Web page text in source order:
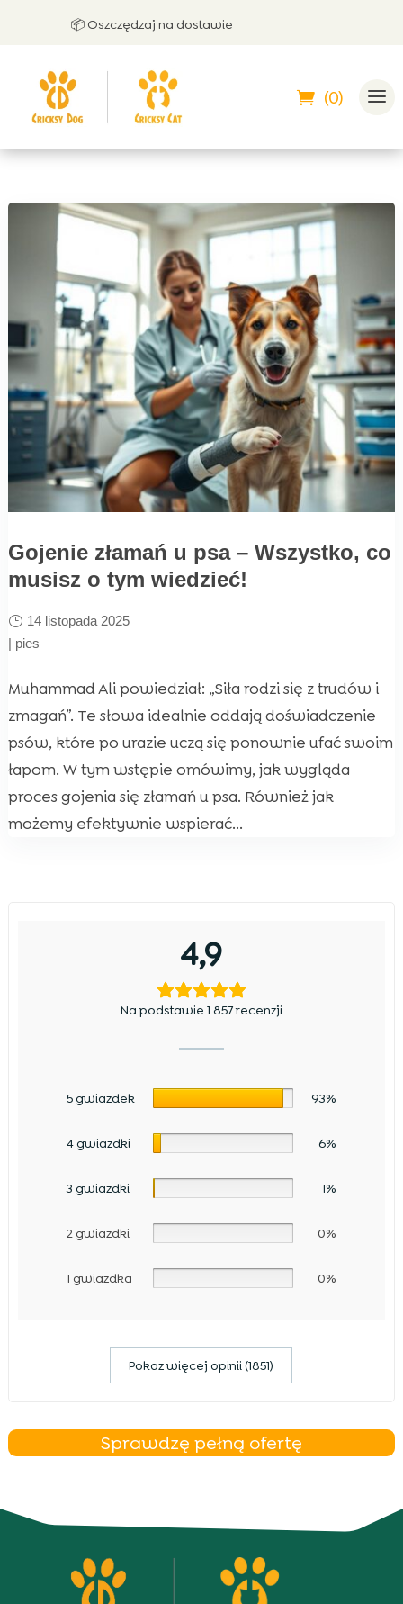
📦 Oszczędzaj na dostawie
(0)
Gojenie złamań u psa – Wszystko, co
musisz o tym wiedzieć!
14 listopada 2025
| pies
Muhammad Ali powiedział: „Siła rodzi się z trudów i
zmagań”. Te słowa idealnie oddają doświadczenie
psów, które po urazie uczą się ponownie ufać swoim
łapom. W tym wstępie omówimy, jak wygląda
proces gojenia się złamań u psa. Również jak
możemy efektywnie wspierać...
4,9
Na podstawie 1 857 recenzji
5 gwiazdek 93%
4 gwiazdki 6%
3 gwiazdki 1%
2 gwiazdki 0%
1 gwiazdka 0%
Pokaz więcej opinii (1851)
Sprawdzę pełną ofertę